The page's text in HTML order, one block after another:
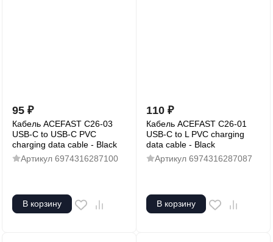
95 ₽
Кабель ACEFAST C26-03
USB-C to USB-C PVC
charging data cable - Black
Артикул 6974316287100
В корзину
110 ₽
Кабель ACEFAST C26-01
USB-C to L PVC charging
data cable - Black
Артикул 6974316287087
В корзину